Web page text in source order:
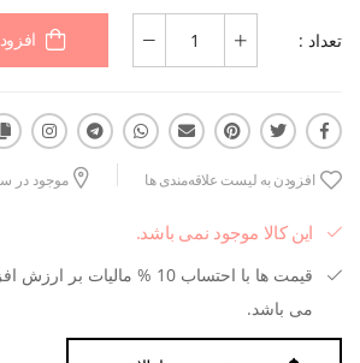
تعداد :
افزودن به لیست علاقه‌مندی ها موجود در
این کالا موجود نمی باشد.
قیمت ها با احتساب 10 % مالیات بر
می باشد.